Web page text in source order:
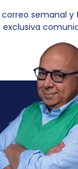
semanal
exclusiva